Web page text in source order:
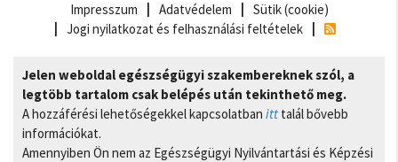
Impresszum
Adatvédelem
Sütik (cookie)
Jogi nyilatkozat és felhasználási feltételek
Jelen weboldal egészségügyi szakembereknek szól, a
legtöbb tartalom csak belépés után tekinthető meg.
A hozzáférési lehetőségekkel kapcsolatban itt talál bővebb
információkat.
Amennyiben Ön nem az Egészségügyi Nyilvántartási és Képzési